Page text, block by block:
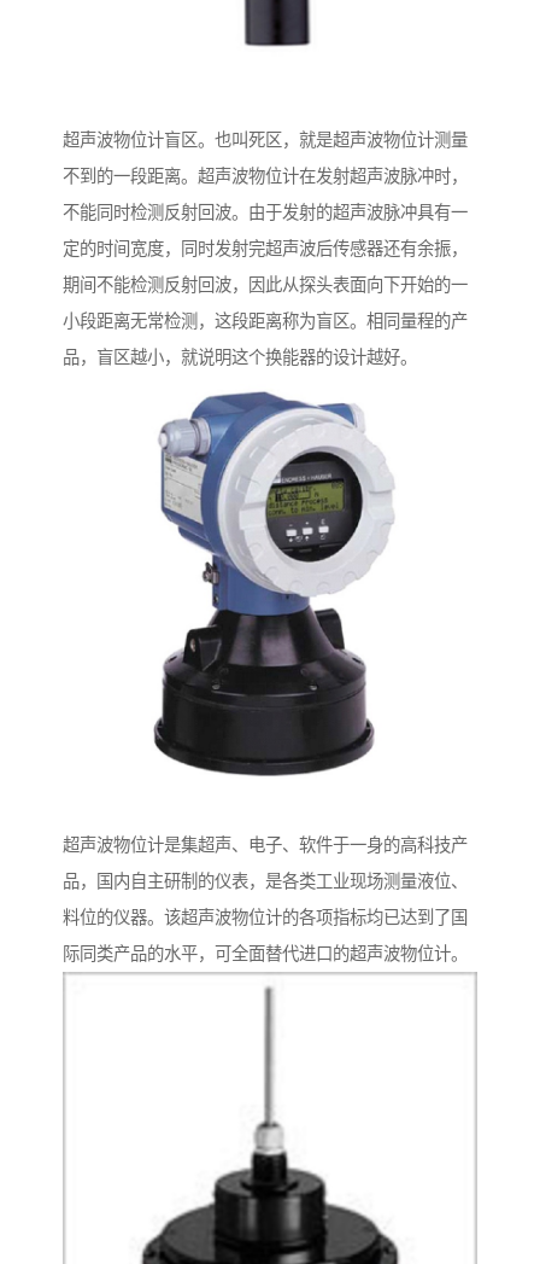
超声波物位计盲区。也叫死区，就是超声波物位计测量
不到的一段距离。超声波物位计在发射超声波脉冲时，
不能同时检测反射回波。由于发射的超声波脉冲具有一
定的时间宽度，同时发射完超声波后传感器还有余振，
期间不能检测反射回波，因此从探头表面向下开始的一
小段距离无常检测，这段距离称为盲区。相同量程的产
品，盲区越小，就说明这个换能器的设计越好。
超声波物位计是集超声、电子、软件于一身的高科技产
品，国内自主研制的仪表，是各类工业现场测量液位、
料位的仪器。该超声波物位计的各项指标均已达到了国
际同类产品的水平，可全面替代进口的超声波物位计。